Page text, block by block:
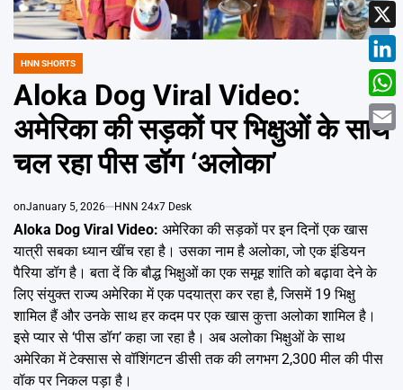
POSTED
HNN SHORTS
Aloka Dog Viral Video:
अमेरिका की सड़कों पर भिक्षुओं के साथ
चल रहा पीस डॉग ‘अलोका’
onJanuary 5, 2026 HNN 24x7 Desk
Aloka Dog Viral Video: अमेरिका की सड़कों पर इन दिनों एक खास
यात्री सबका ध्यान खींच रहा है। उसका नाम है अलोका, जो एक इंडियन
पैरिया डॉग है। बता दें कि बौद्ध भिक्षुओं का एक समूह शांति को बढ़ावा देने के
लिए संयुक्त राज्य अमेरिका में एक पदयात्रा कर रहा है, जिसमें 19 भिक्षु
शामिल हैं और उनके साथ हर कदम पर एक खास कुत्ता अलोका शामिल है।
इसे प्यार से ‘पीस डॉग’ कहा जा रहा है। अब अलोका भिक्षुओं के साथ
अमेरिका में टेक्सास से वॉशिंगटन डीसी तक की लगभग 2,300 मील की पीस
वॉक पर निकल पड़ा है।
X